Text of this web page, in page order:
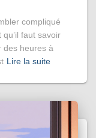
compliqué
faut savoir
des heures à
Lire la suite